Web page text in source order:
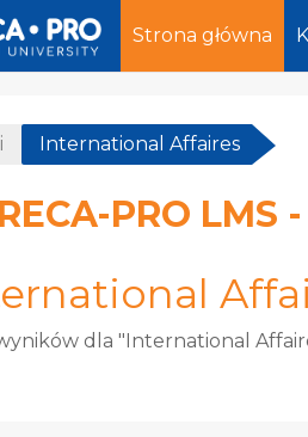
Strona główna
International Affaires
PRO
dla "International